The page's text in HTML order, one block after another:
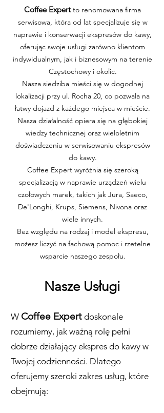
Coffee Expertto renomowana firma
serwisowa, która od lat specjalizuje się w
naprawie i konserwacji ekspresów do kawy,
oferując swoje usługi zarówno klientom
indywidualnym, jak i biznesowym na terenie
Częstochowy i okolic.
Nasza siedziba mieści się w dogodnej
lokalizacji przy ul. Rocha 20, co pozwala na
łatwy dojazd z każdego miejsca w mieście.
Nasza działalność opiera się na głębokiej
wiedzy technicznej oraz wieloletnim
doświadczeniu w serwisowaniu ekspresów
do kawy.
Coffee Expert wyróżnia się szeroką
specjalizacją w naprawie urządzeń wielu
czołowych marek, takich jak Jura, Saeco,
De'Longhi, Krups, Siemens, Nivona oraz
wiele innych.
Bez względu na rodzaj i model ekspresu,
możesz liczyć na fachową pomoc i rzetelne
wsparcie naszego zespołu.
Nasze Usługi
W Coffee Expert doskonale
rozumiemy, jak ważną rolę pełni
dobrze działający ekspres do kawy w
Twojej codzienności. Dlatego
oferujemy szeroki zakres usług, które
obejmują: